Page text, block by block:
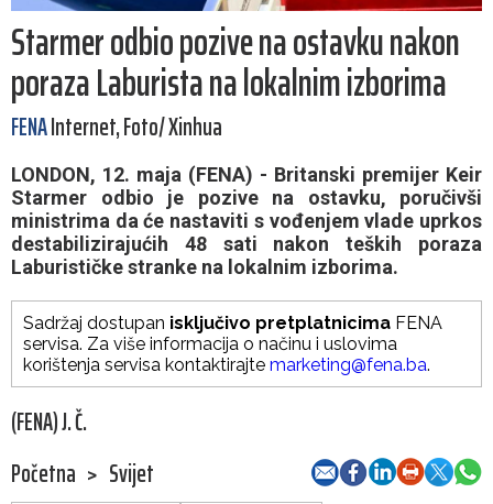
Starmer odbio pozive na ostavku nakon
poraza Laburista na lokalnim izborima
FENAInternet, Foto/ Xinhua
LONDON, 12. maja (FENA) - Britanski premijer Keir
Starmer odbio je pozive na ostavku, poručivši
ministrima da će nastaviti s vođenjem vlade uprkos
destabilizirajućih 48 sati nakon teških poraza
Laburističke stranke na lokalnim izborima.
Sadržaj dostupan isključivo pretplatnicima FENA
servisa. Za više informacija o načinu i uslovima
korištenja servisa kontaktirajte marketing@fena.ba.
(FENA) J. Č.
Početna > Svijet